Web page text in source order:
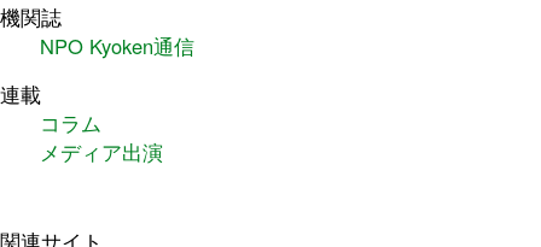
機関誌
NPO Kyoken通信
連載
コラム
メディア出演
関連サイト